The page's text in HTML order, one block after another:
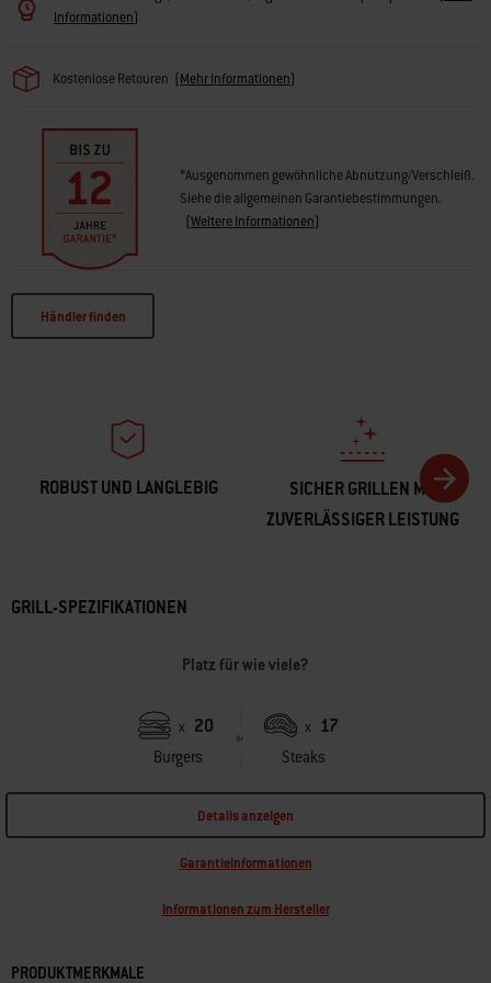
Grillzubehör (separat erhältlich)
• Im Seitenschrank kannst du großes Grillzubehör und Grillwerkzeuge
• Erweiterbarer oberer Grillrost für zusätzliche Grillfläche
• Fettauffangsystem mit herausziehbarer Fettauffangschale
Grillzange
• Hochwertige Bedienknöpfe sind langlebig und bieten eine präzise
Steuerung
• Der Elegante Metallgriff ist stilvoll und garantiert einen sicheren Griff
• Unterschrank mit hochwertigen Türen als Stauraum für die Gasflasche
• 4 bewegliche Rollen für einfaches Verschieben, davon 2 arretierbar
• Der Drehspieß (separat erhältlich) bräunt das Grillgut gleichmäßig
• Plancha-Einsatz (separat erhältlich) passt in den Grill
Informationen)
Kostenlose Retouren (Mehr Informationen)
*Ausgenommen gewöhnliche Abnutzung/Verschleiß.
Siehe die allgemeinen Garantiebestimmungen.
(Weitere Informationen)
Händler finden
ROBUST UND LANGLEBIG
SICHER GRILLEN MIT
ZUVERLÄSSIGER LEISTUNG
GRILL-SPEZIFIKATIONEN
Platz für wie viele?
x 20
Burgers
x 17
Steaks
Details anzeigen
Garantieinformationen
Informationen zum Hersteller
PRODUKTMERKMALE